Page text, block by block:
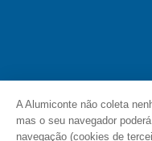
A Alumiconte não coleta
mas o seu navegador
navegação (cookies de